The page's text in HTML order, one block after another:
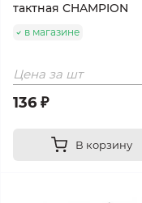
тактная CHAMPION
в магазине
Цена за шт
136 ₽
В корзину